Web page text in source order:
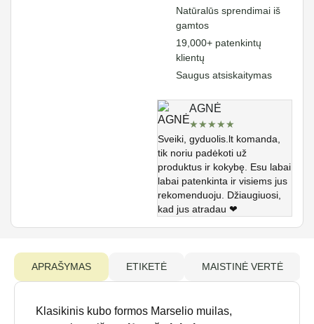
Natūralūs sprendimai iš
gamtos
19,000+ patenkintų
klientų
Saugus atsiskaitymas
AGNĖ
★★★★★
Sveiki, gyduolis.lt komanda,
tik noriu padėkoti už
produktus ir kokybę. Esu labai
labai patenkinta ir visiems jus
rekomenduoju. Džiaugiuosi,
kad jus atradau ❤
APRAŠYMAS ETIKETĖ MAISTINĖ VERTĖ
Klasikinis kubo formos Marselio muilas,